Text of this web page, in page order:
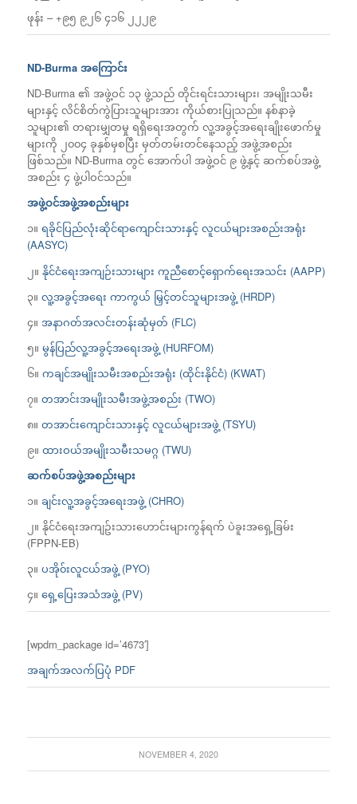
ဖုန်း – +၉၅ ၉၂၆ ၄၁၆ ၂၂၂၉
ND-Burma အကြောင်း
ND-Burma ၏ အဖွဲ့ဝင် ၁၃ ဖွဲ့သည် တိုင်းရင်းသားများ၊ အမျိုးသမီး
များနှင့် လိင်စိတ်ကွဲပြားသူများအား ကိုယ်စားပြုသည်။ နစ်နာခဲ့
သူများ၏ တရားမျှတမှု ရရှိရေးအတွက် လူ့အခွင့်အရေးချိုးဖောက်မှု
များကို ၂၀၀၄ ခုနှစ်မှစပြီး မှတ်တမ်းတင်နေသည့် အဖွဲ့အစည်း
ဖြစ်သည်။ ND-Burma တွင် အောက်ပါ အဖွဲ့ဝင် ၉ ဖွဲ့နှင့် ဆက်စပ်အဖွဲ့
အစည်း ၄ ဖွဲ့ပါဝင်သည်။
အဖွဲ့ဝင်အဖွဲ့အစည်းများ
၁။ ရခိုင်ပြည်လုံးဆိုင်ရာကျောင်းသားနှင့် လူငယ်များအစည်းအရုံး
(AASYC)
၂။ နိုင်ငံရေးအကျဉ်းသားများ ကူညီစောင့်ရှောက်ရေးအသင်း (AAPP)
၃။ လူ့အခွင့်အရေး ကာကွယ် မြှင့်တင်သူများအဖွဲ့ (HRDP)
၄။ အနာဂတ်အလင်းတန်းဆုံမှတ် (FLC)
၅။ မွန်ပြည်လူ့အခွင့်အရေးအဖွဲ့ (HURFOM)
၆။ ကချင်အမျိုးသမီးအစည်းအရုံး (ထိုင်းနိုင်ငံ) (KWAT)
၇။ တအာင်းအမျိုးသမီးအဖွဲ့အစည်း (TWO)
၈။ တအာင်းကျောင်းသားနှင့် လူငယ်များအဖွဲ့ (TSYU)
၉။ ထားဝယ်အမျိုးသမီးသမဂ္ဂ (TWU)
ဆက်စပ်အဖွဲ့အစည်းများ
၁။ ချင်းလူ့အခွင့်အရေးအဖွဲ့ (CHRO)
၂။ နိုင်ငံရေးအကျဥ်းသားဟောင်းများကွန်ရက် ပဲခူးအရှေ့ခြမ်း
(FPPN-EB)
၃။ ပအို၀်းလူငယ်အဖွဲ့ (PYO)
၄။ ရှေ့ပြေးအသံအဖွဲ့ (PV)
[wpdm_package id=’4673′]
အချက်အလက်ပြပုံ PDF
NOVEMBER 4, 2020